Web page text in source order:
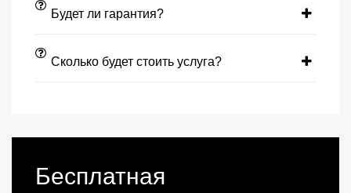
Будет ли гарантия?
Сколько будет стоить услуга?
Бесплатная